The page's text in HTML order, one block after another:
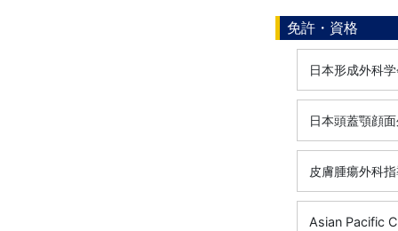
免許・資格
日本形成外科
日本頭蓋顎顔
皮膚腫瘍外科
Asian Pacific